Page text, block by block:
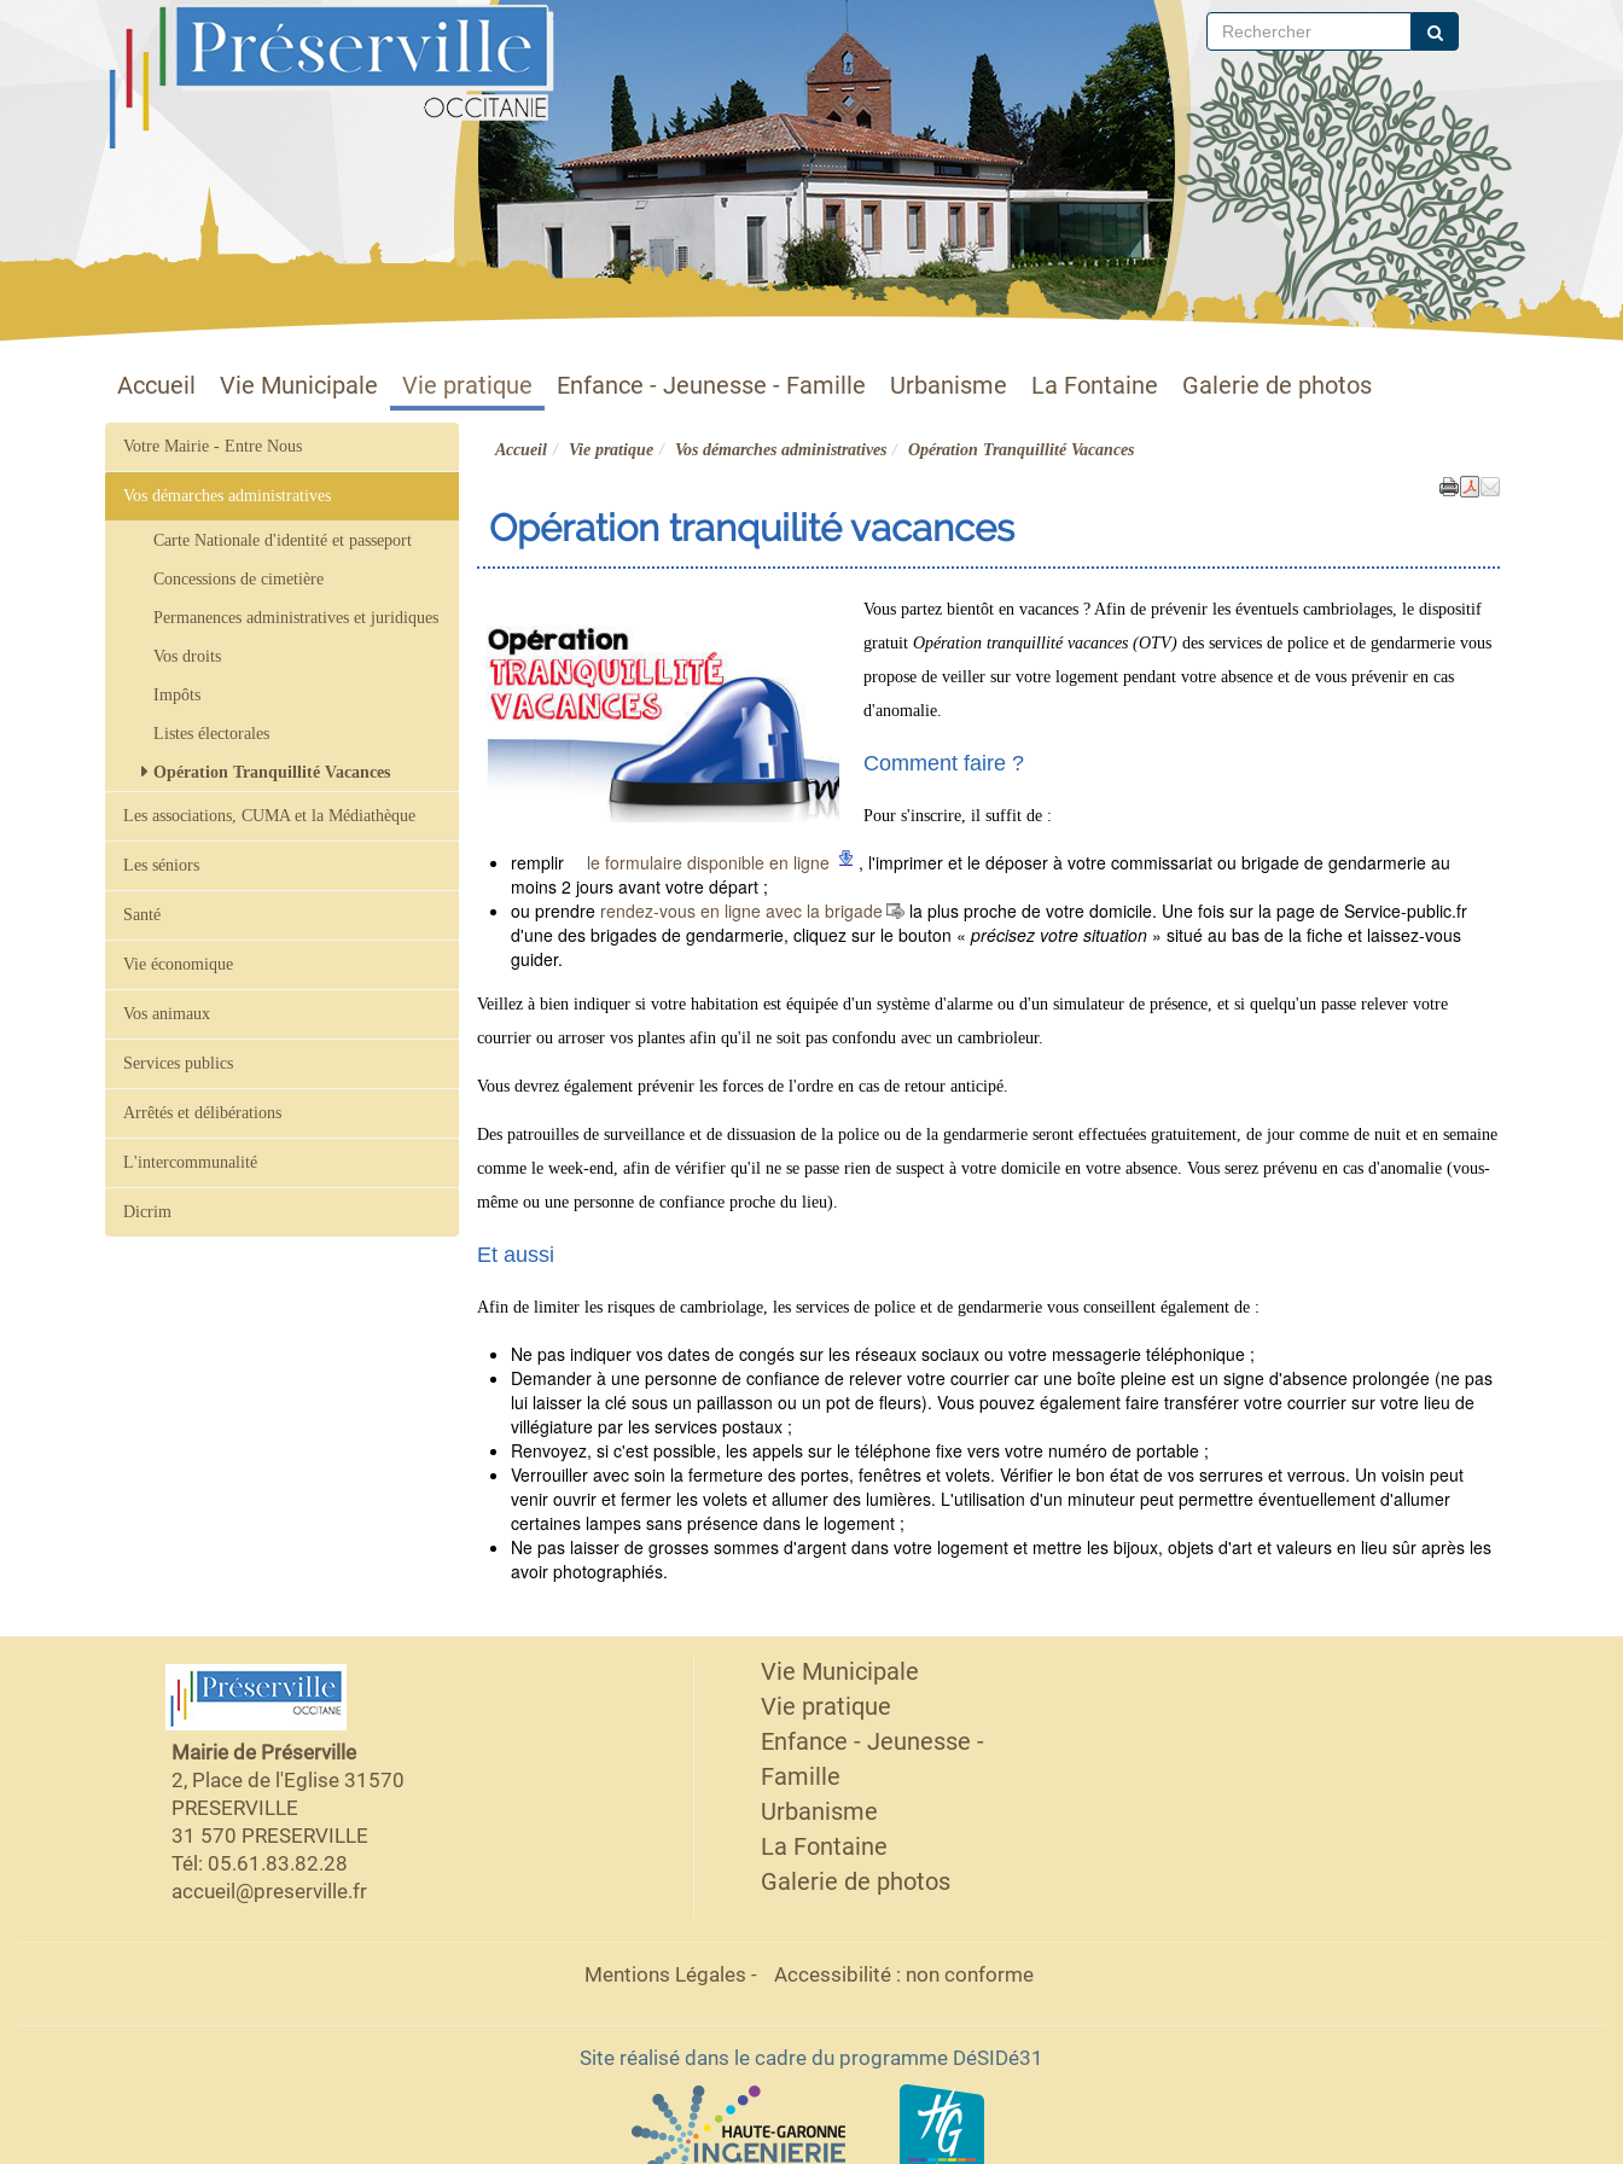
Site officiel
Accueil Vie Municipale Vie pratique Enfance - Jeunesse - Famille Urbanisme La Fontaine Galerie de photos
Accueil Vie pratique Vos démarches administratives Opération Tranquillité Vacances
Opération tranquilité vacances
Vous partez bientôt en vacances ? Afin de prévenir les éventuels cambriolages, le dispositif
gratuit Opération tranquillité vacances (OTV)des services de police et de gendarmerie vous
propose de veiller sur votre logement pendant votre absence et de vous prévenir en cas
d'anomalie.
Comment faire ?
Pour s'inscrire, il suffit de :
remplir le formulaire disponible en ligne
, l'imprimer et le déposer à votre commissariat ou brigade de gendarmerie au
moins 2 jours avant votre départ ;
ou prendre rendez-vous en ligne avec la brigade
la plus proche de votre domicile. Une fois sur la page de Service-public.fr
d'une des brigades de gendarmerie, cliquez sur le bouton « précisez votre situation» situé au bas de la fiche et laissez-vous
guider.
Veillez à bien indiquer si votre habitation est équipée d'un système d'alarme ou d'un simulateur de présence, et si quelqu'un passe relever votre
courrier ou arroser vos plantes afin qu'il ne soit pas confondu avec un cambrioleur.
Vous devrez également prévenir les forces de l'ordre en cas de retour anticipé.
Des patrouilles de surveillance et de dissuasion de la police ou de la gendarmerie seront effectuées gratuitement, de jour comme de nuit et en semaine
comme le week-end, afin de vérifier qu'il ne se passe rien de suspect à votre domicile en votre absence. Vous serez prévenu en cas d'anomalie (vous-
même ou une personne de confiance proche du lieu).
Et aussi
Afin de limiter les risques de cambriolage, les services de police et de gendarmerie vous conseillent également de :
Ne pas indiquer vos dates de congés sur les réseaux sociaux ou votre messagerie téléphonique ;
Demander à une personne de confiance de relever votre courrier car une boîte pleine est un signe d'absence prolongée (ne pas
lui laisser la clé sous un paillasson ou un pot de fleurs). Vous pouvez également faire transférer votre courrier sur votre lieu de
villégiature par les services postaux ;
Renvoyez, si c'est possible, les appels sur le téléphone fixe vers votre numéro de portable ;
Verrouiller avec soin la fermeture des portes, fenêtres et volets. Vérifier le bon état de vos serrures et verrous. Un voisin peut
venir ouvrir et fermer les volets et allumer des lumières. L'utilisation d'un minuteur peut permettre éventuellement d'allumer
certaines lampes sans présence dans le logement ;
Ne pas laisser de grosses sommes d'argent dans votre logement et mettre les bijoux, objets d'art et valeurs en lieu sûr après les
avoir photographiés.
Votre Mairie - Entre Nous
Vos démarches administratives
Carte Nationale d'identité et passeport
Concessions de cimetière
Permanences administratives et juridiques
Vos droits
Impôts
Listes électorales
Opération Tranquillité Vacances
Les associations, CUMA et la Médiathèque
Les séniors
Santé
Vie économique
Vos animaux
Services publics
Arrêtés et délibérations
L'intercommunalité
Dicrim
Mairie de Préserville
2, Place de l'Eglise 31570
PRESERVILLE
31 570 PRESERVILLE
Tél: 05.61.83.82.28
accueil@preserville.fr
Vie Municipale
Vie pratique
Enfance - Jeunesse -
Famille
Urbanisme
La Fontaine
Galerie de photos
Mentions Légales - Accessibilité : non conforme
Site réalisé dans le cadre du programme DéSIDé31